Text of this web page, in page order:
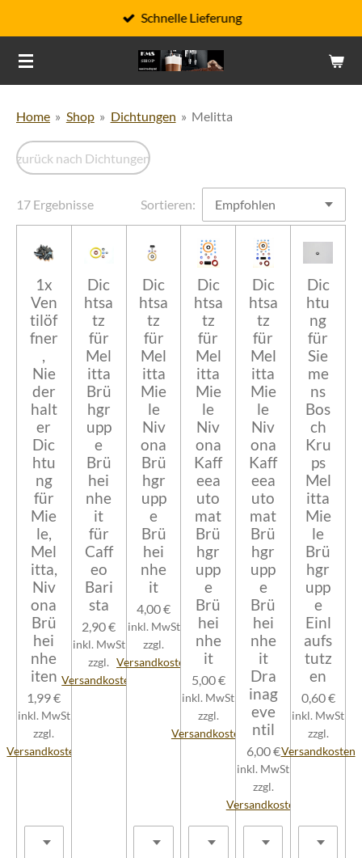
Hauptinhalt
springen
Schnelle Lieferung
Home » Shop » Dichtungen » Melitta
zurück nach Dichtungen
17 Ergebnisse Sortieren:
1x
Ven
tilöf
fner
,
Nie
der
halt
er
Dic
htu
ng
für
Mie
le,
Mel
itta,
Niv
ona
Brü
hei
nhe
iten
1,99 €
inkl. MwSt
zzgl.
Versandkosten
Dic
htsa
tz
für
Mel
itta
Brü
hgr
upp
e
Brü
hei
nhe
it
für
Caff
eo
Bari
sta
2,90 €
inkl. MwSt
zzgl.
Versandkosten
Dic
htsa
tz
für
Mel
itta
Mie
le
Niv
ona
Brü
hgr
upp
e
Brü
hei
nhe
it
4,00 €
inkl. MwSt
zzgl.
Versandkosten
Dic
htsa
tz
für
Mel
itta
Mie
le
Niv
ona
Kaff
eea
uto
mat
Brü
hgr
upp
e
Brü
hei
nhe
it
5,00 €
inkl. MwSt
zzgl.
Versandkosten
Dic
htsa
tz
für
Mel
itta
Mie
le
Niv
ona
Kaff
eea
uto
mat
Brü
hgr
upp
e
Brü
hei
nhe
it
Dra
inag
eve
ntil
6,00 €
inkl. MwSt
zzgl.
Versandkosten
Dic
htu
ng
für
Sie
me
ns
Bos
ch
Kru
ps
Mel
itta
Mie
le
Brü
hgr
upp
e
Einl
aufs
tutz
en
0,60 €
inkl. MwSt
zzgl.
Versandkosten